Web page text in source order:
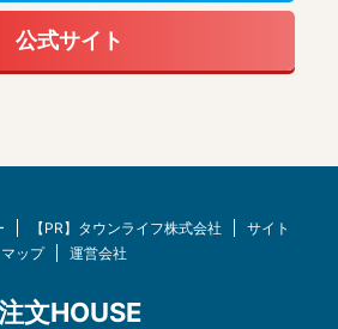
公式サイト
【PR】タウンライフ株式会社
サイト
マップ
運営会社
文HOUSE